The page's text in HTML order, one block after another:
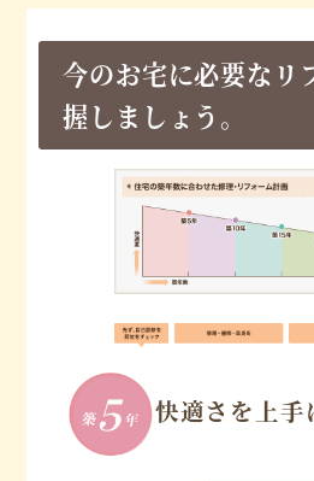
今のお宅に必要なリ
握しましょう。
快適さを上手